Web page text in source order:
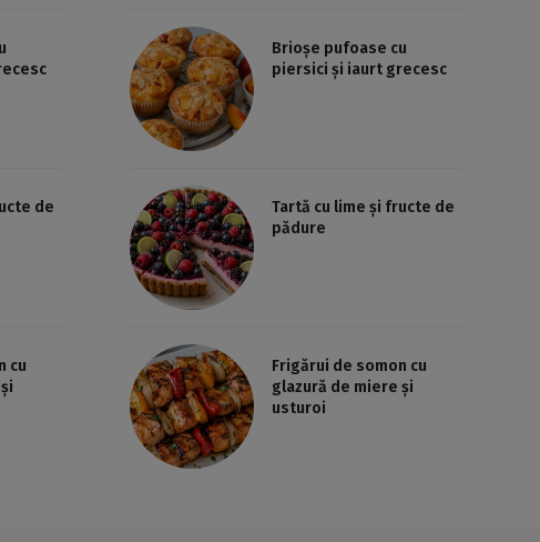
de
cu
Brioșe pufoase cu
piersici și iaurt grecesc
Tartă cu lime și fructe de
pădure
Frigărui de somon cu
glazură de miere și
usturoi